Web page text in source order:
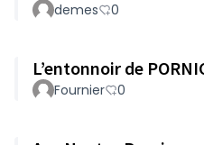
demes 0
L’entonnoir de
Fournier 0